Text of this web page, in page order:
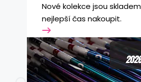
Nové kolekce jsou
nejlepší čas nakoupit.